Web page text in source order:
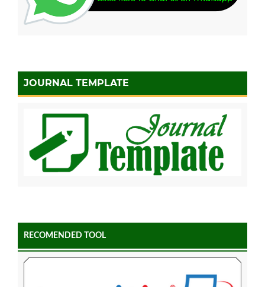
JOURNAL TEMPLATE
RECOMENDED TOOL